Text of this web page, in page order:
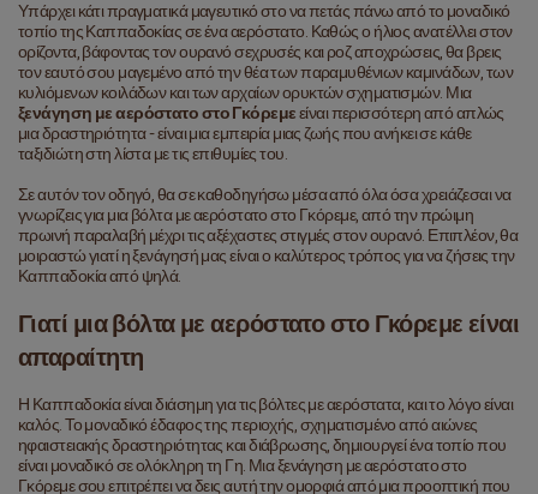
Υπάρχει κάτι πραγματικά μαγευτικό στο να πετάς πάνω από το μοναδικό
τοπίο της Καππαδοκίας σε ένα αερόστατο. Καθώς ο ήλιος ανατέλλει στον
ορίζοντα, βάφοντας τον ουρανό σεχρυσές και ροζ αποχρώσεις, θα βρεις
τον εαυτό σου μαγεμένο από την θέα των παραμυθένιων καμινάδων, των
κυλιόμενων κοιλάδων και των αρχαίων ορυκτών σχηματισμών. Μια
ξενάγηση με αερόστατο στο Γκόρεμε είναι περισσότερη από απλώς
μια δραστηριότητα - είναι μια εμπειρία μιας ζωής που ανήκει σε κάθε
ταξιδιώτη στη λίστα με τις επιθυμίες του.
Σε αυτόν τον οδηγό, θα σε καθοδηγήσω μέσα από όλα όσα χρειάζεσαι να
γνωρίζεις για μια βόλτα με αερόστατο στο Γκόρεμε, από την πρώιμη
πρωινή παραλαβή μέχρι τις αξέχαστες στιγμές στον ουρανό. Επιπλέον, θα
μοιραστώ γιατί η ξενάγησή μας είναι ο καλύτερος τρόπος για να ζήσεις την
Καππαδοκία από ψηλά.
Γιατί μια βόλτα με αερόστατο στο Γκόρεμε είναι
απαραίτητη
Η Καππαδοκία είναι διάσημη για τις βόλτες με αερόστατα, και το λόγο είναι
καλός. Το μοναδικό έδαφος της περιοχής, σχηματισμένο από αιώνες
ηφαιστειακής δραστηριότητας και διάβρωσης, δημιουργεί ένα τοπίο που
είναι μοναδικό σε ολόκληρη τη Γη. Μια ξενάγηση με αερόστατο στο
Γκόρεμε σου επιτρέπει να δεις αυτή την ομορφιά από μια προοπτική που